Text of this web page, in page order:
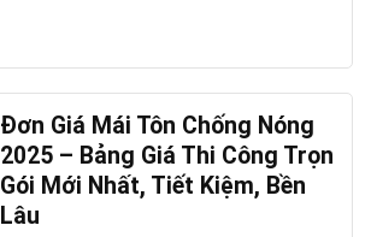
Đơn Giá Mái Tôn Chống Nóng
2025 – Bảng Giá Thi Công Trọn
Gói Mới Nhất, Tiết Kiệm, Bền
Lâu